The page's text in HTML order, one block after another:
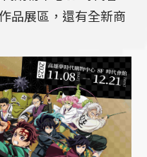
品展區，還有全新商